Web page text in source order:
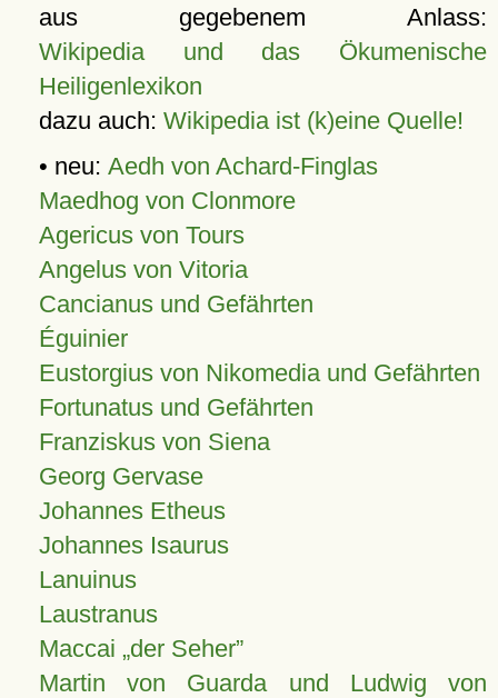
aus gegebenem Anlass:
Wikipedia und das Ökumenische
Heiligenlexikon
dazu auch: Wikipedia ist (k)eine Quelle!
• neu: Aedh von Achard-Finglas
Maedhog von Clonmore
Agericus von Tours
Angelus von Vitoria
Cancianus und Gefährten
Éguinier
Eustorgius von Nikomedia und Gefährten
Fortunatus und Gefährten
Franziskus von Siena
Georg Gervase
Johannes Etheus
Johannes Isaurus
Lanuinus
Laustranus
Maccai „der Seher”
Martin von Guarda und Ludwig von